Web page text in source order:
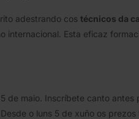
adestrando cos técnicos da
internacional. Esta eficaz
de maio. Inscríbete canto
o luns 5 de xuño os prezos